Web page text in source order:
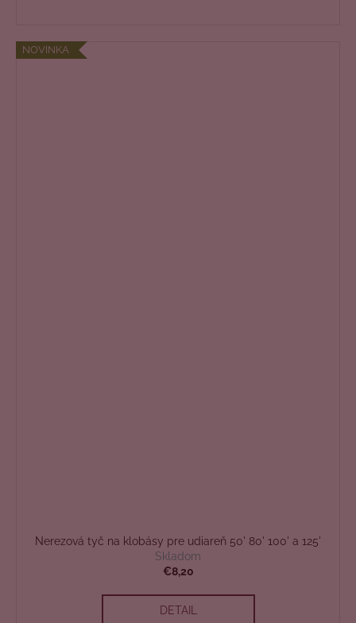
NOVINKA
Nerezová tyč na klobásy pre udiareň 50' 80' 100' a 125'
Skladom
€8,20
DETAIL